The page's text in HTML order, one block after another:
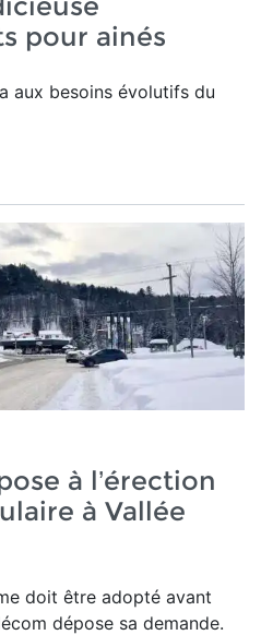
pour ainés
aux besoins évolutifs du
à l’érection
à Vallée
doit être adopté avant
dépose sa demande.